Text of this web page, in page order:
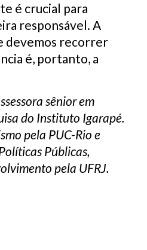
é crucial para
responsável. A
devemos recorrer
é, portanto, a
sênior em
do Instituto Igarapé.
pela PUC-Rio e
Públicas,
pela UFRJ.